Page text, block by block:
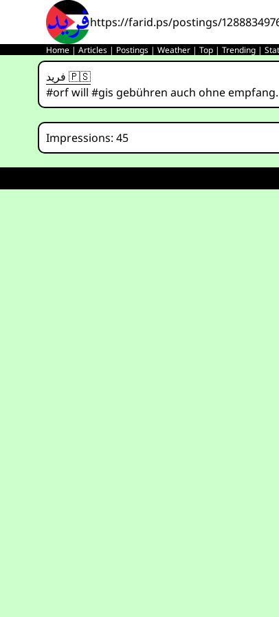
https://farid.ps/postings/
Home |Articles | Postings |Weather |Top |Trending |
فريد 🇵🇸
#orf will #gis gebühren auch ohne
Impressions: 45